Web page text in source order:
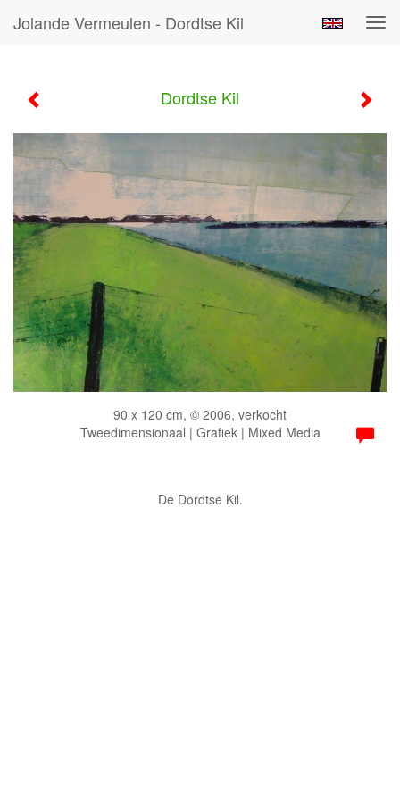
Jolande Vermeulen - Dordtse Kil
Dordtse Kil
90 x 120 cm, © 2006, verkocht
Tweedimensionaal | Grafiek | Mixed Media
De Dordtse Kil.